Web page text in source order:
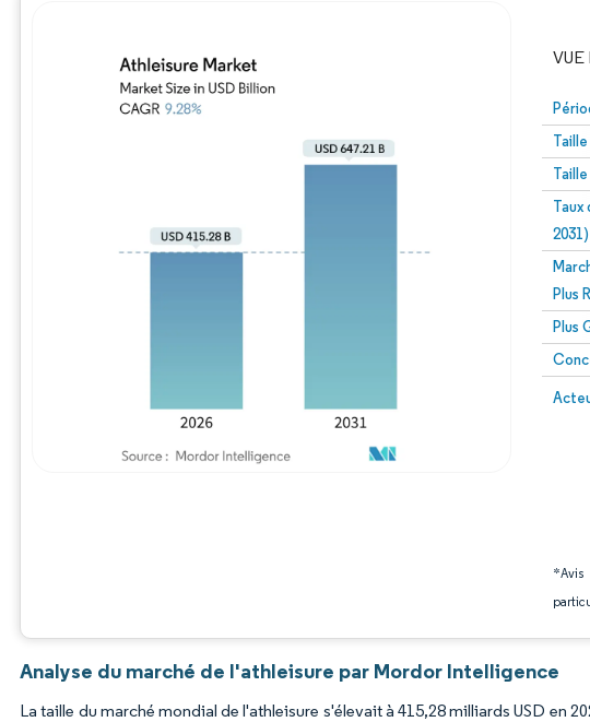
VUE
Taux
2031)
Plus
Plus
*Avis
Image © Mordor Intelligence. La réutilisation nécessite
Analyse du marché de l'athleisure par Mordor Intelligence
La taille du marché mondial de l'athleisure s'élevait à 415,28 milliards USD en